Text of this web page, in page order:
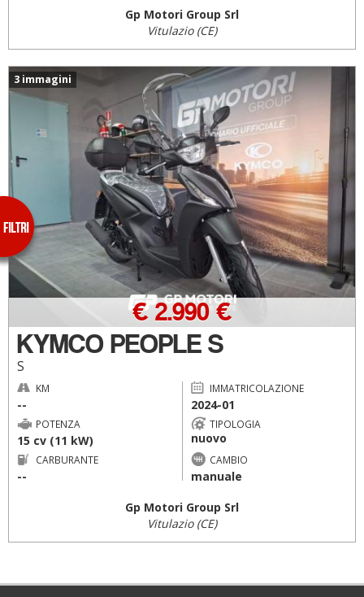
Gp Motori Group Srl
Vitulazio (CE)
3 immagini
KYMCO PEOPLE S
S
€ 2.990 €
KM
--
IMMATRICOLAZIONE
2024-01
POTENZA
15 cv (11 kW)
TIPOLOGIA
nuovo
CARBURANTE
--
CAMBIO
manuale
Gp Motori Group Srl
Vitulazio (CE)